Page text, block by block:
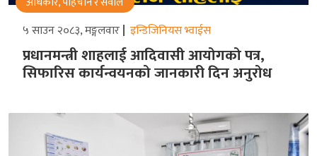
५ साउन २०८३, मङ्गलवार इन्डिजिनियस भ्वाईस
प्रधानमन्त्री शाहलाई आदिवासी आयोगको पत्र,
सिफारिस कार्यन्वयनको जानकारी दिन अनुरोध